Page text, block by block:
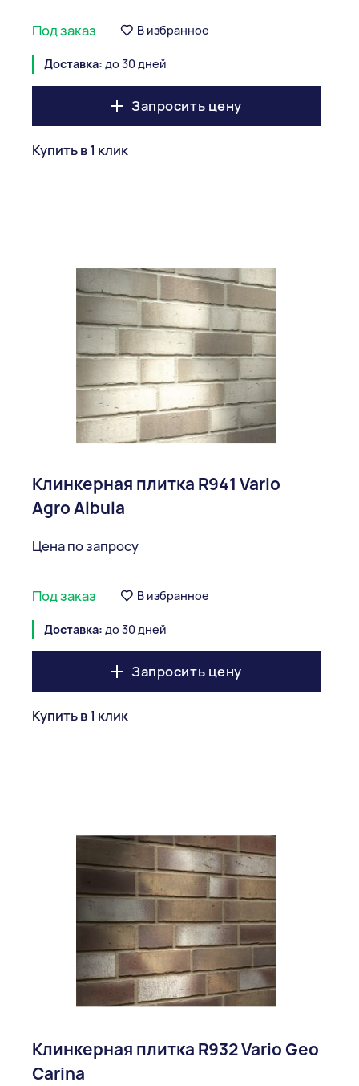
Под заказ В избранное
Доставка: до 30 дней
Запросить цену
Купить в 1 клик
Клинкерная плитка R941 Vario
Agro Albula
Цена по запросу
Под заказ В избранное
Доставка: до 30 дней
Запросить цену
Купить в 1 клик
Клинкерная плитка R932 Vario Geo
Carina